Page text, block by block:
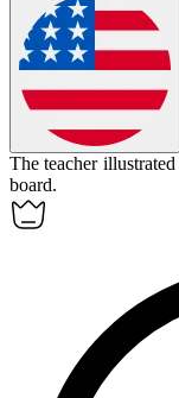
The teacher illustrated
board.